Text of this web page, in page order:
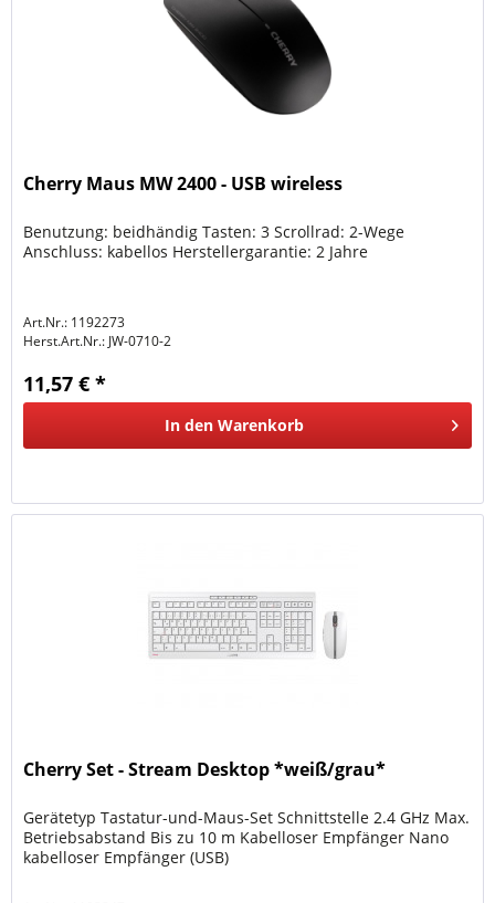
Cherry Maus MW 2400 - USB wireless
Benutzung: beidhändig Tasten: 3 Scrollrad: 2-Wege
Anschluss: kabellos Herstellergarantie: 2 Jahre
Art.Nr.: 1192273
Herst.Art.Nr.: JW-0710-2
11,57 € *
In den Warenkorb
Cherry Set - Stream Desktop *weiß/grau*
Gerätetyp Tastatur-und-Maus-Set Schnittstelle 2.4 GHz Max.
Betriebsabstand Bis zu 10 m Kabelloser Empfänger Nano
kabelloser Empfänger (USB)